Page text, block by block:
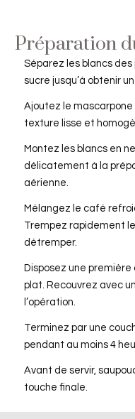
Préparation
Séparez les blancs
sucre jusqu’à obtenir
Ajoutez le mascarpone
texture lisse et
Montez les blancs en
délicatement à la
aérienne.
Mélangez le café
Trempez rapidement
détremper.
Disposez une première
plat. Recouvrez avec
l’opération.
Terminez par une
pendant au moins 4
Avant de servir,
touche finale.